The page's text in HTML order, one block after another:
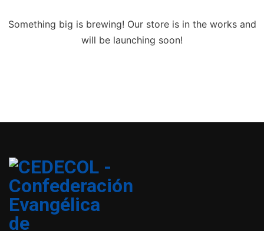
Something big is brewing! Our store is in the works and
will be launching soon!